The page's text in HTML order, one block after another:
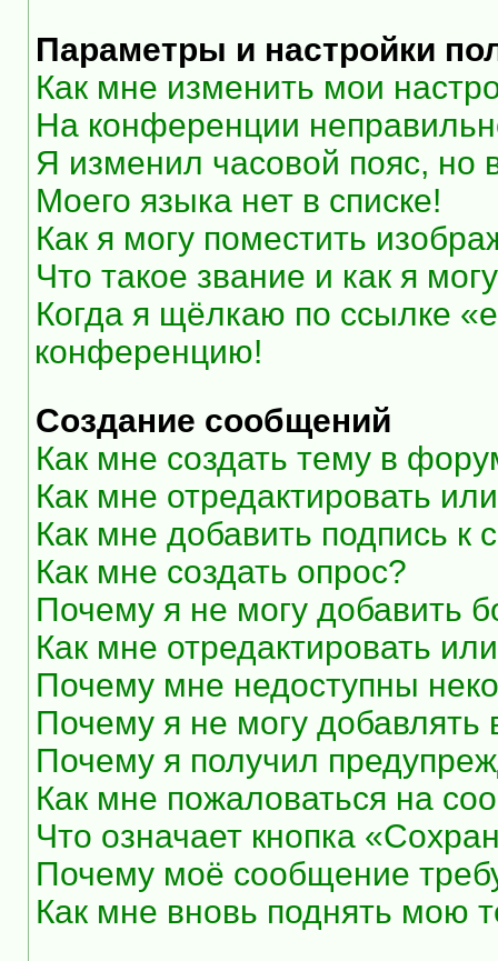
Параметры и настройки
Как мне изменить мои
На конференции
Я изменил часовой пояс, но
Моего языка нет в списке!
Как я могу поместить
Что такое звание и как я
Когда я щёлкаю по ссылке
конференцию!
Создание сообщений
Как мне создать тему в
Как мне отредактировать
Как мне добавить подпись
Как мне создать опрос?
Почему я не могу добавить
Как мне отредактировать
Почему мне недоступны
Почему я не могу добавлять
Почему я получил
Как мне пожаловаться на
Что означает кнопка
Почему моё сообщение
Как мне вновь поднять мою